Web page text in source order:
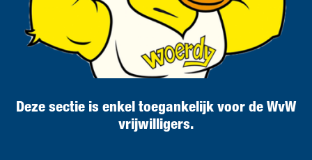
Deze sectie is enkel toegankelijk voor de WvW
vrijwilligers.